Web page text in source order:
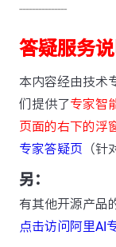
---------------
答疑服务说
本内容经由技术
们提供了专家智
页面的右下的浮
专家答疑页 （
另：
有其他开源产品
点击访问阿里AI